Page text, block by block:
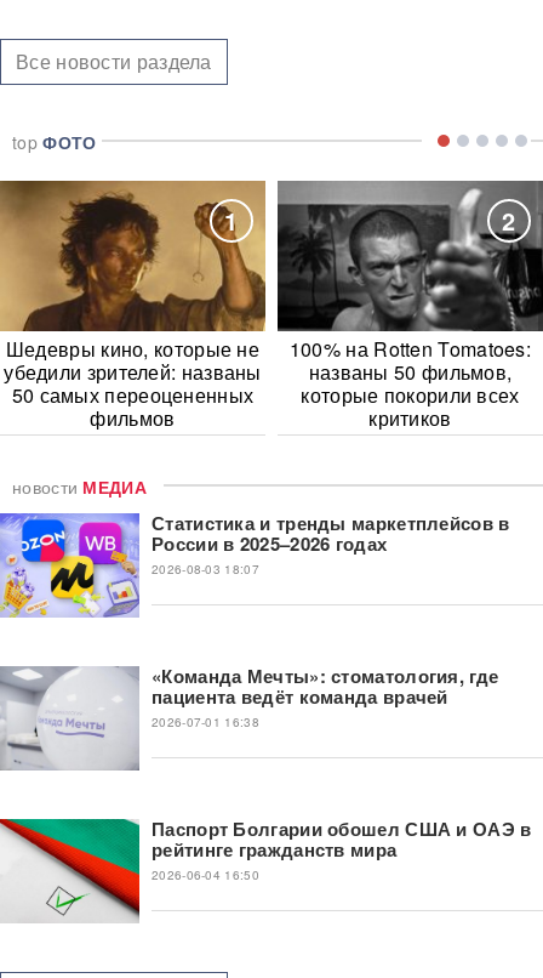
Все новости раздела
topФОТО
1
Шедевры кино, которые не
убедили зрителей: названы
50 самых переоцененных
фильмов
2
100% на Rotten Tomatoes:
названы 50 фильмов,
которые покорили всех
критиков
новости МЕДИА
Статистика и тренды маркетплейсов в
России в 2025–2026 годах
2026-08-03 18:07
«Команда Мечты»: стоматология, где
пациента ведёт команда врачей
2026-07-01 16:38
Паспорт Болгарии обошел США и ОАЭ в
рейтинге гражданств мира
2026-06-04 16:50